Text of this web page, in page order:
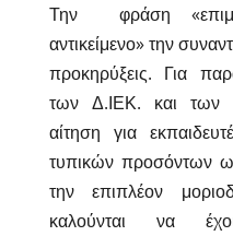
Την φράση
αντικείμενο» την
προκηρύξεις. Για
των Δ.ΙΕΚ. και των
αίτηση για
τυπικών προσόντων
την επιπλέον
καλούνται να